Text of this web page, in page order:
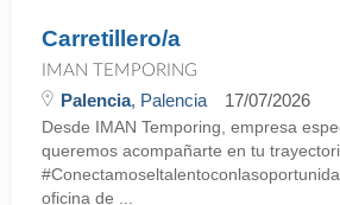
Carretillero/a
IMAN TEMPORING
Palencia, Palencia 17/07/2026
Desde IMAN Temporing, empresa
queremos acompañarte en tu
oficina de ...